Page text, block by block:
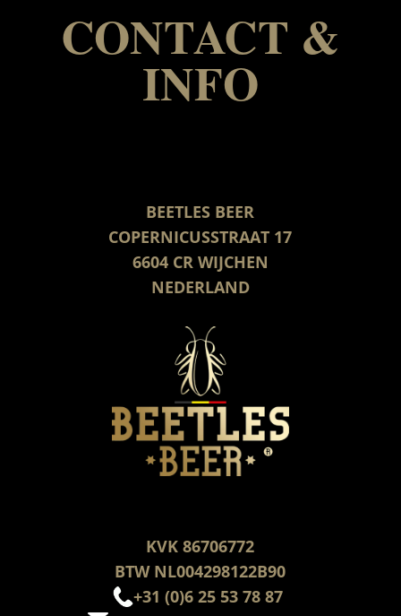
CONTACT &
INFO
BEETLES BEER
COPERNICUSSTRAAT 17
6604 CR WIJCHEN
NEDERLAND
KVK 86706772
BTW NL004298122B90
+31 (0)6 25 53 78 87